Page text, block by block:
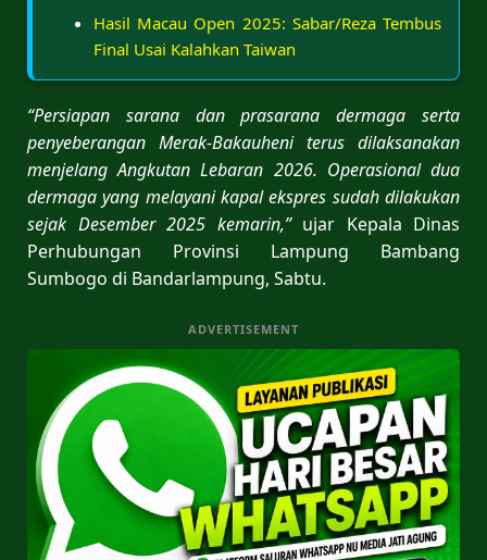
Hasil Macau Open 2025: Sabar/Reza Tembus
Final Usai Kalahkan Taiwan
“Persiapan sarana dan prasarana dermaga serta
penyeberangan Merak-Bakauheni terus dilaksanakan
menjelang Angkutan Lebaran 2026. Operasional dua
dermaga yang melayani kapal ekspres sudah dilakukan
sejak Desember 2025 kemarin,”ujar Kepala Dinas
Perhubungan Provinsi Lampung Bambang
Sumbogo di Bandarlampung, Sabtu.
ADVERTISEMENT